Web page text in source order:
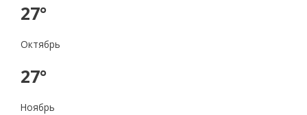
27°
Октябрь
27°
Ноябрь